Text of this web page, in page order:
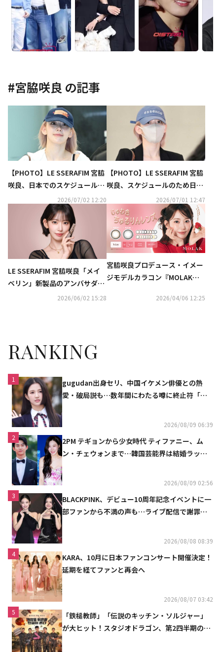
#宮脇咲良 の記事
【PHOTO】LE SSERAFIM 宮脇
咲良、日本でのスケジュールを
終えて韓国へ（動画あり）
2026/07/02 12:20
【PHOTO】LE SSERAFIM 宮脇
咲良、スケジュールのため日本
へ！（動画あり）2026/07/01 12:47
LE SSERAFIM 宮脇咲良「メイ
ベリン」新製品のアンバサダー
に抜擢！新CMを本日公開（動
2026/06/02 15:28
宮脇咲良プロデュース・イメー
ジモデルカラコン『MOLAK』
ズ『Cherish Brown』＆『Gra
2026/04/06 12:25
RANKING
1
gugudan出身セリ、中国イケメン俳優との熱
愛・破局説も…数年間にわたる噂に終止符「邪
2026/08/09 06:39
2
2PM テギョンから少女時代 ティファニー、ム
ン・チェウォンまで…韓国芸能界は結婚ラッシ
2026/08/09 02:56
3
BLACKPINK、デビュー10周年記念イベントに一
部ファンから不満の声も…ライブ配信で謝罪
2026/08/08 08:39
4
KARA、10月に日本ファンコンサート開催決定！
延期を経てファンと再会へ
2026/08/07 03:42
5
「鉄槌教師」「伝説のキッチン・ソルジャー」
が大ヒット！スタジオドラゴン、第2四半期の売